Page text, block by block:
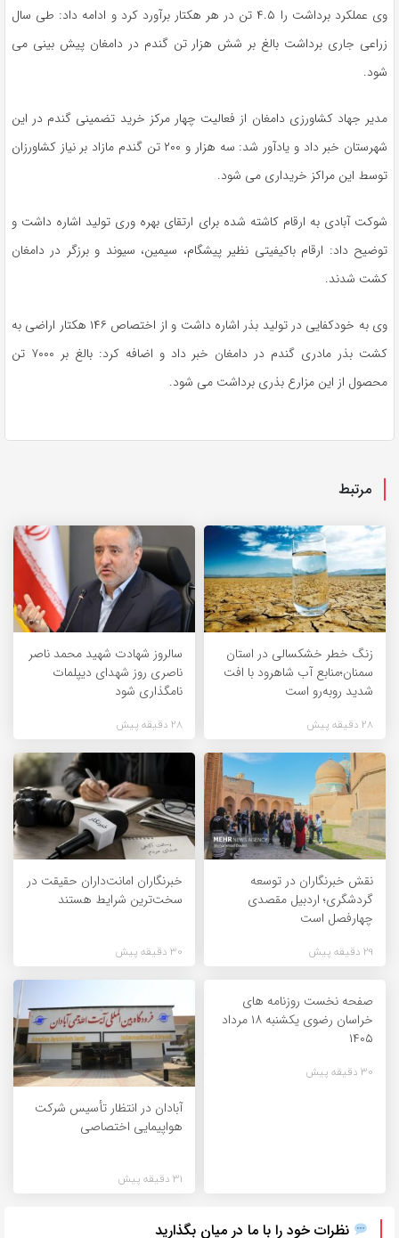
وی عملکرد برداشت را ۴.۵ تن در هر هکتار برآورد کرد و ادامه داد: طی سال
زراعی جاری برداشت بالغ بر شش هزار تن گندم در دامغان پیش بینی می
شود.
مدیر جهاد کشاورزی دامغان از فعالیت چهار مرکز خرید تضمینی گندم در این
شهرستان خبر داد و یادآور شد: سه هزار و ۲۰۰ تن گندم مازاد بر نیاز کشاورزان
توسط این مراکز خریداری می شود.
شوکت آبادی به ارقام کاشته شده برای ارتقای بهره وری تولید اشاره داشت و
توضیح داد: ارقام باکیفیتی نظیر پیشگام، سیمین، سیوند و برزگر در دامغان
کشت شدند.
وی به خودکفایی در تولید بذر اشاره داشت و از اختصاص ۱۴۶ هکتار اراضی به
کشت بذر مادری گندم در دامغان خبر داد و اضافه کرد: بالغ بر ۷۰۰۰ تن
محصول از این مزارع بذری برداشت می شود.
مرتبط
زنگ خطر خشکسالی در استان
سمنان؛منابع آب شاهرود با افت
شدید روبه‌رو است
28 دقیقه پیش
سالروز شهادت شهید محمد ناصر
ناصری روز شهدای دیپلمات
نامگذاری شود
28 دقیقه پیش
نقش خبرنگاران در توسعه
گردشگری؛ اردبیل مقصدی
چهارفصل است
29 دقیقه پیش
خبرنگاران امانت‌داران حقیقت در
سخت‌ترین شرایط هستند
30 دقیقه پیش
صفحه نخست روزنامه های
خراسان رضوی یکشنبه ۱۸ مرداد
۱۴۰۵
30 دقیقه پیش
آبادان در انتظار تأسیس شرکت
هواپیمایی اختصاصی
31 دقیقه پیش
نظرات خود را با ما در میان بگذارید